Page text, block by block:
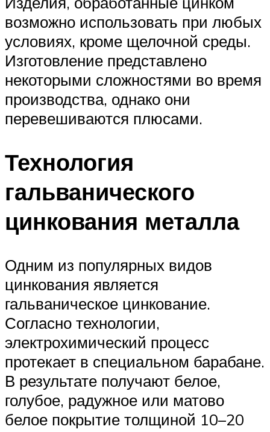
возможно использовать при любых
условиях, кроме щелочной среды.
Изготовление представлено
некоторыми сложностями во время
производства, однако они
перевешиваются плюсами.
Технология
гальванического
цинкования металла
Одним из популярных видов
цинкования является
гальваническое цинкование.
Согласно технологии,
электрохимический процесс
протекает в специальном барабане.
В результате получают белое,
голубое, радужное или матово
белое покрытие толщиной 10–20